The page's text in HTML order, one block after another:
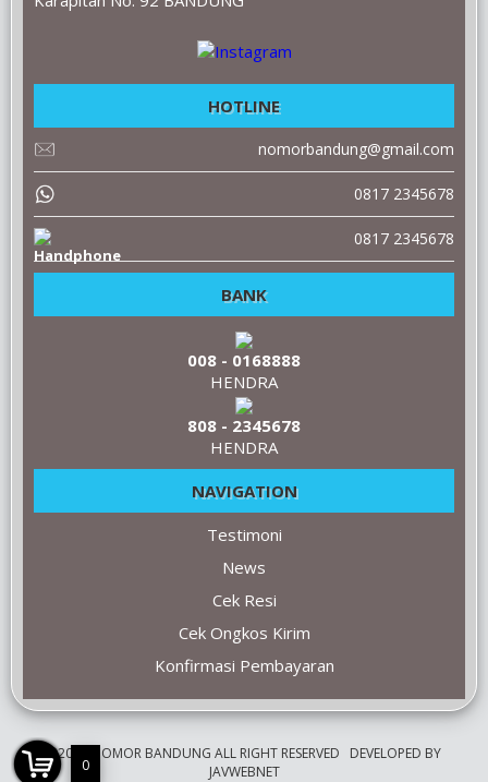
0
HOTLINE
nomorbandung@gmail.com
0817 2345678
0817 2345678
BANK
008 - 0168888
HENDRA
808 - 2345678
HENDRA
NAVIGATION
Testimoni
News
Cek Resi
Cek Ongkos Kirim
Konfirmasi Pembayaran
©2009 NOMOR BANDUNG ALL RIGHT RESERVED DEVELOPED BY
JAVWEBNET